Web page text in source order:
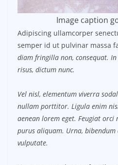
Image caption
Adipiscing ullamcorper
semper id ut pulvinar massa
diam fringilla non, consequat.
risus, dictum nunc.
Vel nisl, elementum viverra
nullam porttitor. Ligula enim
aenean lorem eget. Feugiat orci
purus aliquam. Urna,
vulputate.